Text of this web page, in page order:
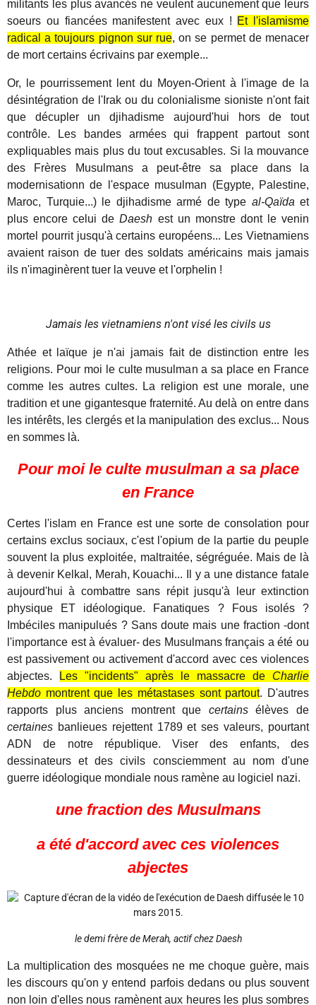
militants les plus avancés ne veulent aucunement que leurs
soeurs ou fiancées manifestent avec eux ! Et l'islamisme
radical a toujours pignon sur rue, on se permet de menacer
de mort certains écrivains par exemple...
Or, le pourrissement lent du Moyen-Orient à l'image de la
désintégration de l'Irak ou du colonialisme sioniste n'ont fait
que décupler un djihadisme aujourd'hui hors de tout
contrôle. Les bandes armées qui frappent partout sont
expliquables mais plus du tout excusables. Si la mouvance
des Frères Musulmans a peut-être sa place dans la
modernisationn de l'espace musulman (Egypte, Palestine,
Maroc, Turquie...) le djihadisme armé de type al-Qaïda et
plus encore celui deDaesh est un monstre dont le venin
mortel pourrit jusqu'à certains européens... Les Vietnamiens
avaient raison de tuer des soldats américains mais jamais
ils n'imaginèrent tuer la veuve et l'orphelin !
Jamais les vietnamiens n'ont visé les civils us
Athée et laïque je n'ai jamais fait de distinction entre les
religions. Pour moi le culte musulman a sa place en France
comme les autres cultes. La religion est une morale, une
tradition et une gigantesque fraternité. Au delà on entre dans
les intérêts, les clergés et la manipulation des exclus... Nous
en sommes là.
Pour moi le culte musulman a sa place
en France
Certes l'islam en France est une sorte de consolation pour
certains exclus sociaux, c'est l'opium de la partie du peuple
souvent la plus exploitée, maltraitée, ségréguée. Mais de là
à devenir Kelkal, Merah, Kouachi... Il y a une distance fatale
aujourd'hui à combattre sans répit jusqu'à leur extinction
physique ET idéologique. Fanatiques ? Fous isolés ?
Imbéciles manipulués ? Sans doute mais une fraction -dont
l'importance est à évaluer- des Musulmans français a été ou
est passivement ou activement d'accord avec ces violences
abjectes.
Les "incidents" après le massacre de Charlie
Hebdo montrent que les métastases sont partout. D'autres
rapports plus anciens montrent que certainsélèves de
certaines banlieues rejettent 1789 et ses valeurs, pourtant
ADN de notre république. Viser des enfants, des
dessinateurs et des civils consciemment au nom d'une
guerre idéologique mondiale nous ramène au logiciel nazi.
une fraction des Musulmans
a été d'accord avec ces violences
abjectes
le demi frère de Merah, actif chez Daesh
La multiplication des mosquées ne me choque guère, mais
les discours qu'on y entend parfois dedans ou plus souvent
non loin d'elles nous ramènent aux heures les plus sombres